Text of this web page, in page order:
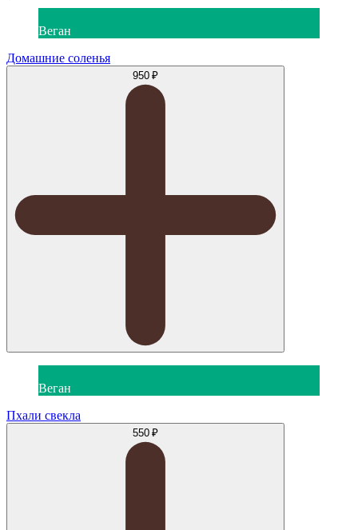
Веган
Домашние соленья
950 ₽
Веган
Пхали свекла
550 ₽